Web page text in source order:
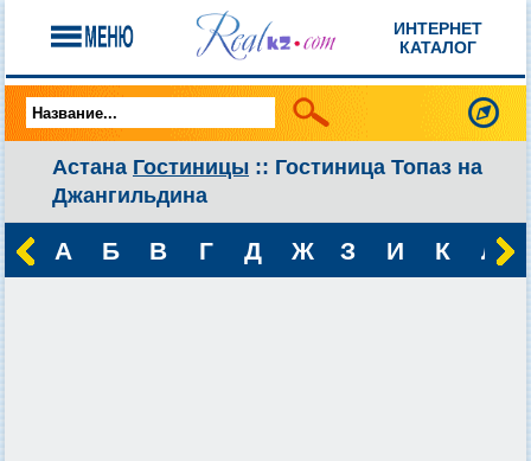
ИНТЕРНЕТ
КАТАЛОГ
Астана Гостиницы :: Гостиница Топаз на
Джангильдина
А Б В Г Д Ж З И К Л